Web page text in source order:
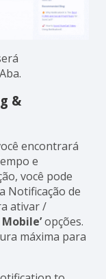
Aba.
&
encontrará
e
você pode
Notificação de
ativar /
Mobile’opções.
máxima para